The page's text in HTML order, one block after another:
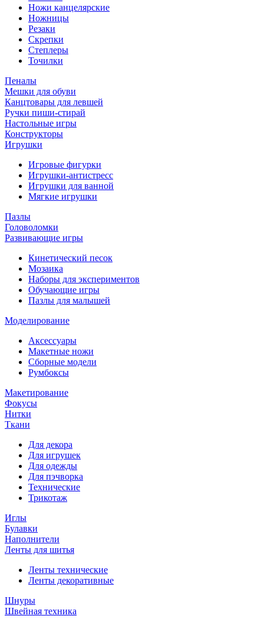
Ножи канцелярские
Ножницы
Резаки
Скрепки
Степлеры
Точилки
Пеналы
Мешки для обуви
Канцтовары для левшей
Ручки пиши-стирай
Настольные игры
Конструкторы
Игрушки
Игровые фигурки
Игрушки-антистресс
Игрушки для ванной
Мягкие игрушки
Пазлы
Головоломки
Развивающие игры
Кинетический песок
Мозаика
Наборы для экспериментов
Обучающие игры
Пазлы для малышей
Моделирование
Аксессуары
Макетные ножи
Сборные модели
Румбоксы
Макетирование
Фокусы
Нитки
Ткани
Для декора
Для игрушек
Для одежды
Для пэчворка
Технические
Трикотаж
Иглы
Булавки
Наполнители
Ленты для шитья
Ленты технические
Ленты декоративные
Шнуры
Швейная техника